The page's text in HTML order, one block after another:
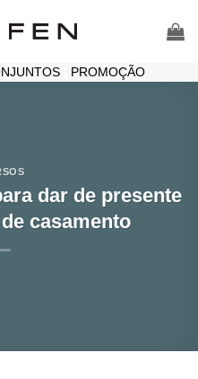
| PROMOÇÃO
dar de presente
casamento